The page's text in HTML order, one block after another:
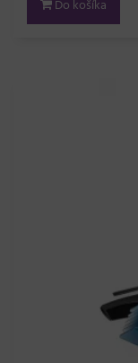
Do košíka